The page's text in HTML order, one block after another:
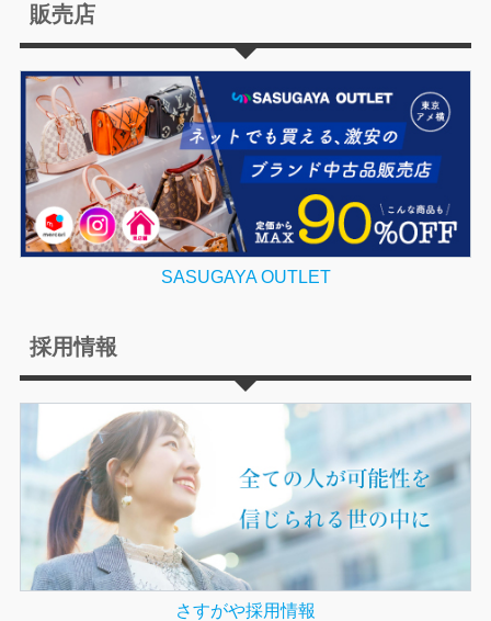
販売店
SASUGAYA OUTLET
採用情報
さすがや採用情報